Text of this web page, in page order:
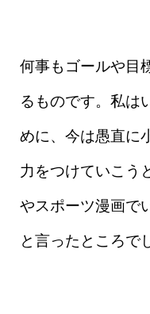
何事もゴールや目
るものです。私は
めに、今は愚直に
力をつけていこう
やスポーツ漫画で
と言ったところで